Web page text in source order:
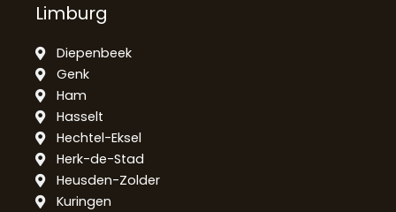
Limburg
Diepenbeek
Genk
Ham
Hasselt
Hechtel-Eksel
Herk-de-Stad
Heusden-Zolder
Kuringen